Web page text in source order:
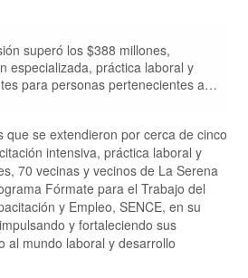
superó los $388 millones,
especializada, práctica laboral y
para personas pertenecientes a
que se extendieron por cerca de cinco
intensiva, práctica laboral y
70 vecinas y vecinos de La Serena
Fórmate para el Trabajo del
y Empleo, SENCE, en su
y fortaleciendo sus
al mundo laboral y desarrollo